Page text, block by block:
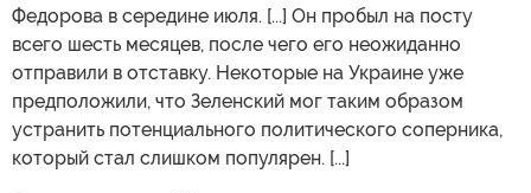
Федорова в середине июля. [...] Он пробыл на посту
всего шесть месяцев, после чего его неожиданно
отправили в отставку. Некоторые на Украине уже
предположили, что Зеленский мог таким образом
устранить потенциального политического соперника,
который стал слишком популярен. [...]